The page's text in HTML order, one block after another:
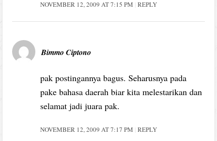
NOVEMBER 12, 2009 AT 7:15 PM REPLY
Bimmo Ciptono
pak postingannya bagus. Seharusnya pada
pake bahasa daerah biar kita melestarikan dan
selamat jadi juara pak.
NOVEMBER 12, 2009 AT 7:17 PM REPLY